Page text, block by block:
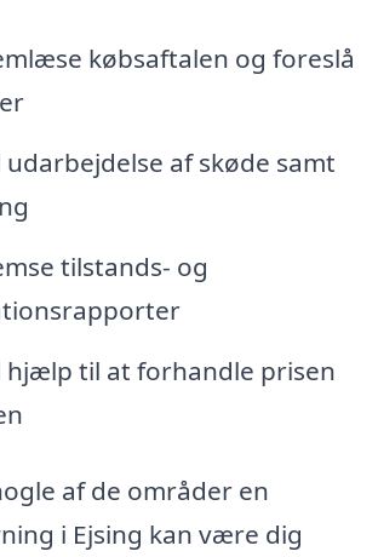
købsaftalen og foreslå
udarbejdelse af skøde samt
tilstands- og
hjælp til at forhandle prisen
af de områder en
i Ejsing kan være dig